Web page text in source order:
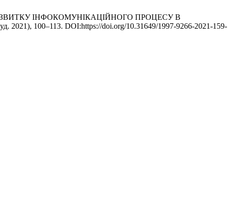
ІНФОКОМУНІКАЦІЙНОГО ПРОЦЕСУ В
2021), 100–113. DOI:https://doi.org/10.31649/1997-9266-2021-159-